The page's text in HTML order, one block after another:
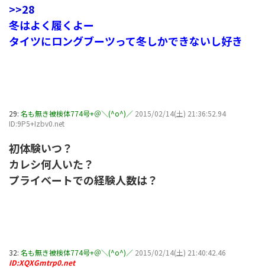
>>28
冬はよく履くよー
タイツにロングブーツって冬しかできないし好き
29: 名も無き被検体774号+＠＼(^o^)／ 2015/02/14(土) 21:36:52.94
ID:9P5+Izbv0.net
初体験いつ？
カレシ何人いた？
プライベートでの経験人数は？
32: 名も無き被検体774号+＠＼(^o^)／ 2015/02/14(土) 21:40:42.46
ID:XQXGmtrp0.net